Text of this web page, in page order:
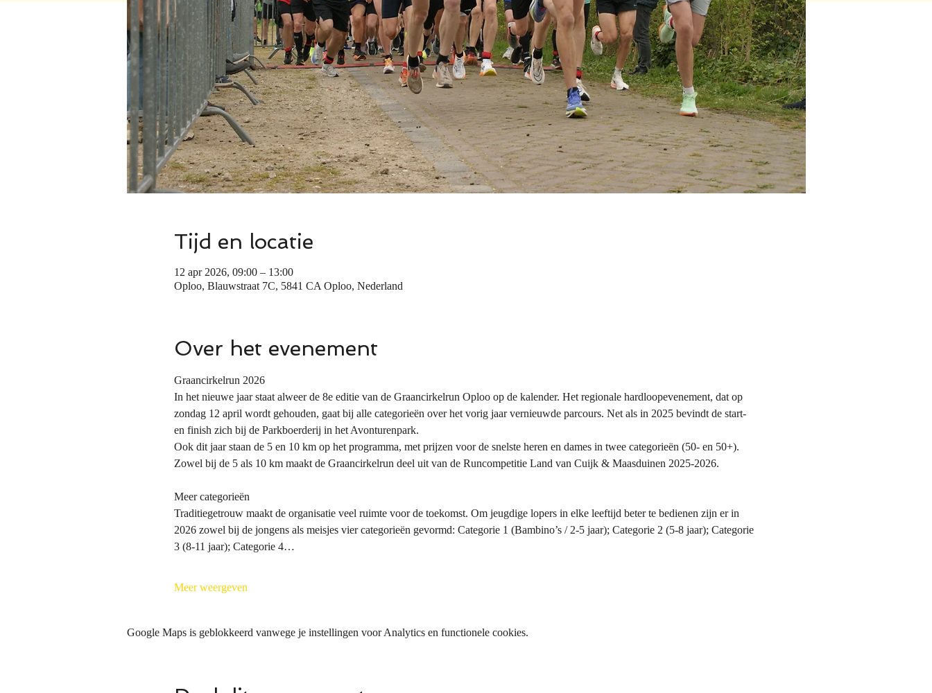
Tijd en locatie
12 apr 2026, 09:00 – 13:00
Oploo, Blauwstraat 7C, 5841 CA Oploo, Nederland
Over het evenement
Graancirkelrun 2026
In het nieuwe jaar staat alweer de 8e editie van de Graancirkelrun Oploo op de kalender. Het regionale hardloopevenement, dat op
zondag 12 april wordt gehouden, gaat bij alle categorieën over het vorig jaar vernieuwde parcours. Net als in 2025 bevindt de start-
en finish zich bij de Parkboerderij in het Avonturenpark.
Ook dit jaar staan de 5 en 10 km op het programma, met prijzen voor de snelste heren en dames in twee categorieën (50- en 50+).
Zowel bij de 5 als 10 km maakt de Graancirkelrun deel uit van de Runcompetitie Land van Cuijk & Maasduinen 2025-2026.
Meer categorieën
Traditiegetrouw maakt de organisatie veel ruimte voor de toekomst. Om jeugdige lopers in elke leeftijd beter te bedienen zijn er in
2026 zowel bij de jongens als meisjes vier categorieën gevormd: Categorie 1 (Bambino’s / 2-5 jaar); Categorie 2 (5-8 jaar); Categorie
3 (8-11 jaar); Categorie 4…
Meer weergeven
Google Maps is geblokkeerd vanwege je instellingen voor Analytics en functionele cookies.